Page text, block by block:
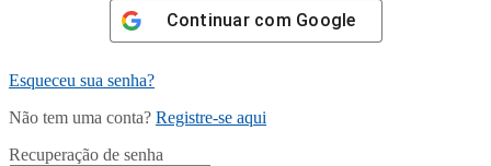
Continuar com Google
Esqueceu sua senha?
Não tem uma conta? Registre-se aqui
Recuperação de senha